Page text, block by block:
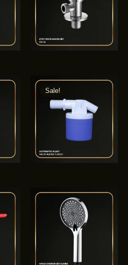
Sale!